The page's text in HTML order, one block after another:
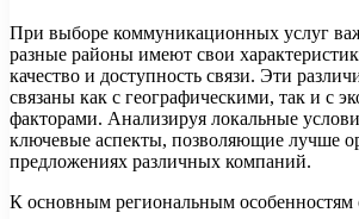
При выборе коммуникационных услуг
разные районы имеют свои
качество и доступность связи. Эти
связаны как с географическими, так и с
факторами. Анализируя локальные
ключевые аспекты, позволяющие лучше
предложениях различных компаний.
К основным региональным особенностям